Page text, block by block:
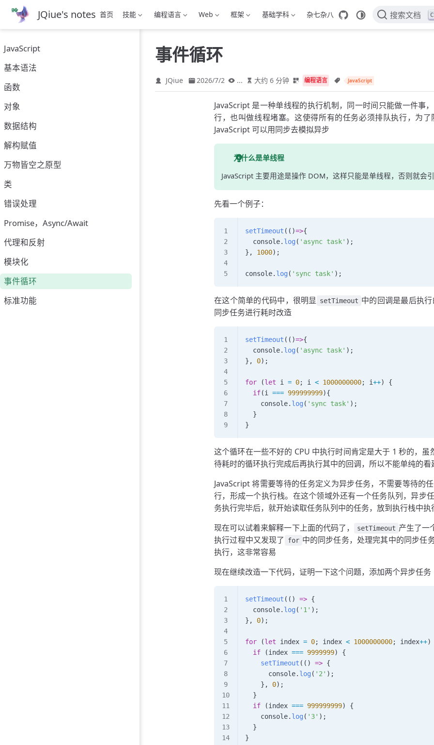
跳
主
內
容
JQiue's notes 首页 技能 编程语言 Web 框架 基础学科 杂七杂八 搜索文档
JavaScript
基本语法
函数
对象
数据结构
解构赋值
万物皆空之原型
类
错误处理
Promise，Async/Await
代理和反射
模块化
事件循环
标准功能
事件循环
JQiue 2026/7/2 ... 大约 6 分钟 编程语言 JavaScript
JavaScript 是一种单线程的执行机制，同一时间只能做一件事
行，也叫做线程堵塞。这使得所有的任务必须排队执行，为
JavaScript 可以用同步去模拟异步
为什么是单线程
JavaScript 主要用途是操作 DOM，这样只能是单线程，否则就会
先看一个例子：
setTimeout (()=>{
  console
. log ( 'async task' );
}, 1000);
console. log ( 'sync task' );
在这个简单的代码中，很明显 setTimeout 中的回调是最后执
同步任务进行耗时改造
setTimeout (()=>{
  console
. log ( 'async task' );
}, 0);
for (let i = 0; i < 1000000000; i++) {
  if
(i === 999999999){
    console
. log ( 'sync task' );
  }
}
这个循环在一些不好的 CPU 中执行时间肯定是大于 1 秒的，虽
待耗时的循环执行完成后再执行其中的回调，所以不能单纯的
JavaScript 将需要等待的任务定义为异步任务，不需要等待的
行，形成一个执行栈。在这个领域外还有一个任务队列，异步
务执行完毕后，就开始读取任务队列中的任务，放到执行栈中执
现在可以试着来解释一下上面的代码了，
setTimeout 产生了一
执行过程中又发现了
for 中的同步任务，处理完其中的同步任
执行，这非常容易
现在继续改造一下代码，证明一下这个问题，添加两个异步任务
setTimeout (() => {
  console
. log ( '1' );
}, 0);
for (let index = 0; index < 1000000000; index++)
  if
(index === 9999999) {
    setTimeout
(() => {
      console
. log ( '2' );
    },
0);
  }
  if
(index === 999999999) {
    console
. log ( '3' );
  }
}